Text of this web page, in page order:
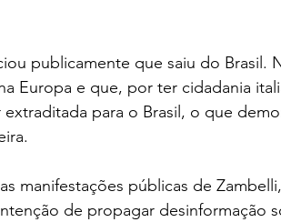
publicamente que saiu do Brasil.
Europa e que, por ter cidadania
para o Brasil, o que
manifestações públicas de
de propagar desinformação